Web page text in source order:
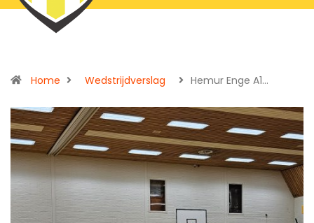
Home Wedstrijdverslag Hemur Enge A1…